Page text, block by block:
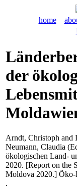
home
der
Arndt, Christoph and
Neumann, Claudia
ökologischen Land-
2020. [Report on the
Moldova 2020.] Öko-
.